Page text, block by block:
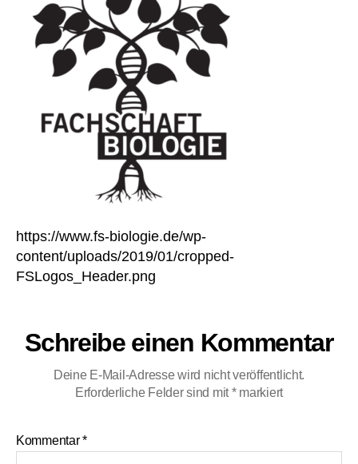
https://www.fs-biologie.de/wp-
content/uploads/2019/01/cropped-
FSLogos_Header.png
Schreibe einen Kommentar
Deine E-Mail-Adresse wird nicht veröffentlicht.
Erforderliche Felder sind mit*markiert
Kommentar*